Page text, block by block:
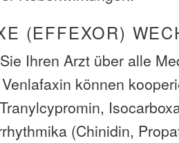
(EFFEXOR)
Ihren Arzt über alle
können
(Chinidin,